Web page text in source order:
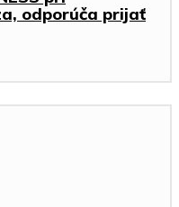
odporúča prijať